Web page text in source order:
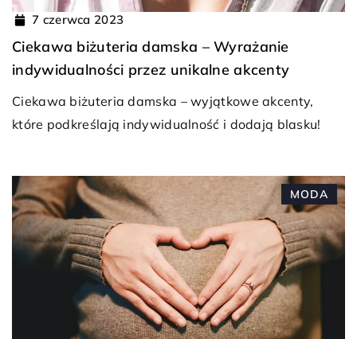
7 czerwca 2023
Ciekawa biżuteria damska – Wyrażanie
indywidualności przez unikalne akcenty
Ciekawa biżuteria damska – wyjątkowe akcenty,
które podkreślają indywidualność i dodają blasku!
MODA